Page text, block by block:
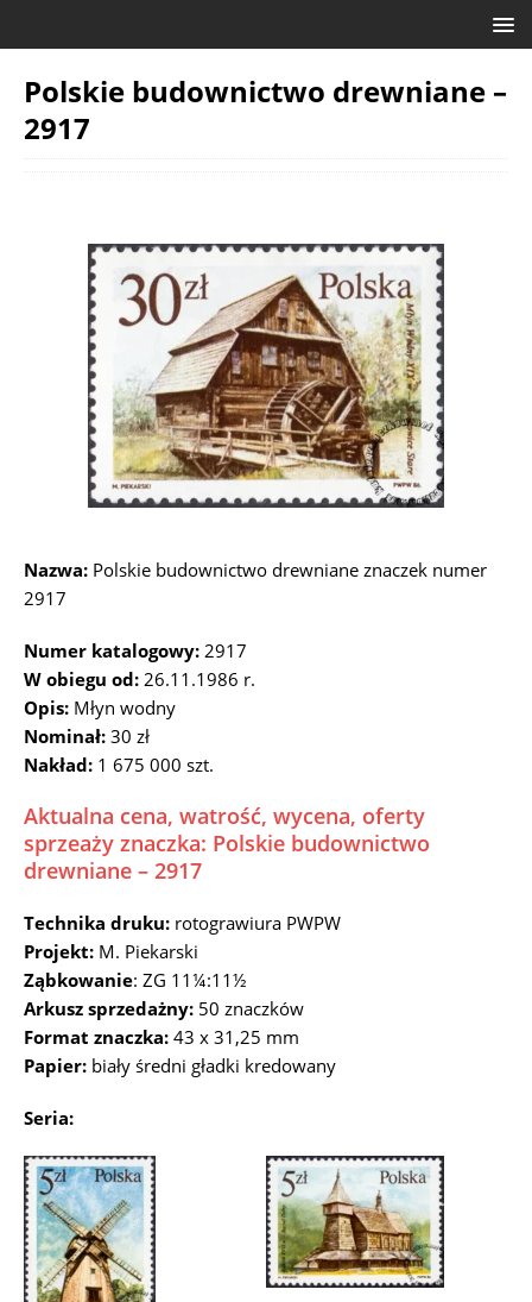
Polskie budownictwo drewniane –
2917
Nazwa: Polskie budownictwo drewniane znaczek numer
2917
Numer katalogowy: 2917
W obiegu od: 26.11.1986 r.
Opis: Młyn wodny
Nominał: 30 zł
Nakład: 1 675 000 szt.
Aktualna cena, watrość, wycena, oferty
sprzeaży znaczka: Polskie budownictwo
drewniane – 2917
Technika druku: rotograwiura PWPW
Projekt: M. Piekarski
Ząbkowanie: ZG 11¼:11½
Arkusz sprzedażny: 50 znaczków
Format znaczka: 43 x 31,25 mm
Papier: biały średni gładki kredowany
Seria: